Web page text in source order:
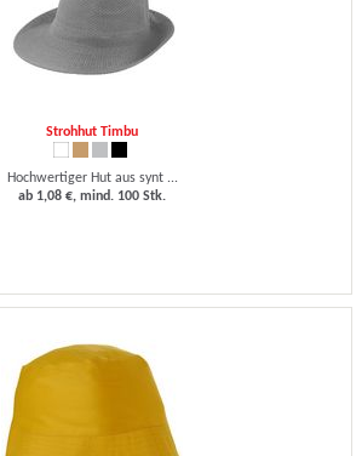
Strohhut Timbu
Hochwertiger Hut aus synt ...
ab 1,08 €, mind. 100 Stk.